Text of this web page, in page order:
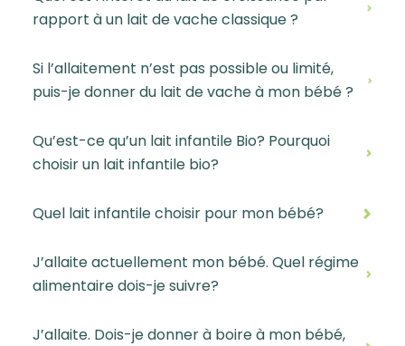
rapport à un lait de vache classique ?
Si l’allaitement n’est pas possible ou limité,
puis-je donner du lait de vache à mon bébé ?
Qu’est-ce qu’un lait infantile Bio? Pourquoi
choisir un lait infantile bio?
Quel lait infantile choisir pour mon bébé?
J’allaite actuellement mon bébé. Quel régime
alimentaire dois-je suivre?
J’allaite. Dois-je donner à boire à mon bébé,